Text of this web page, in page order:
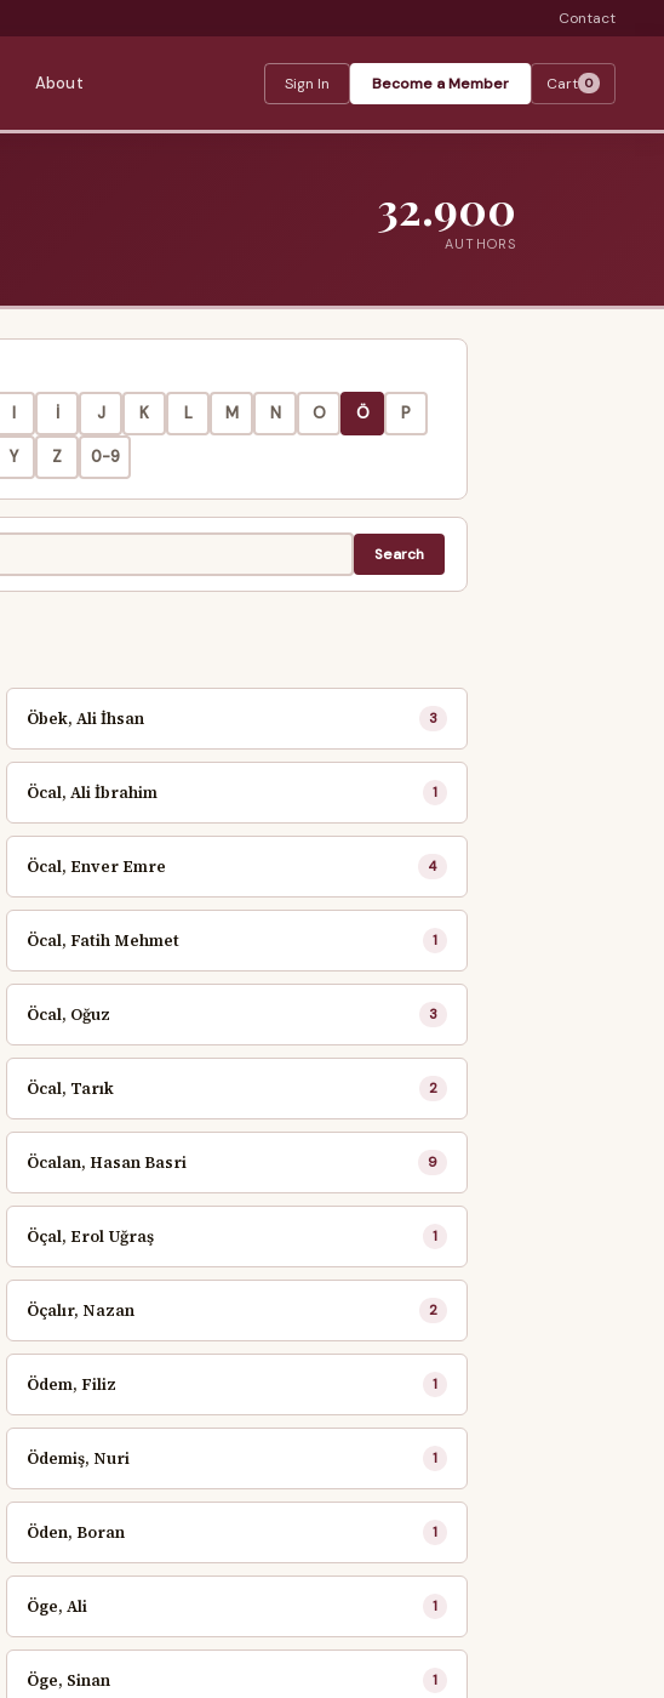
Contact
About Sign In Become a Member Cart 0
32.900
AUTHORS
I İ J K L M N O Ö P
Y Z 0-9
Öbek, Ali İhsan 3
Öcal, Ali İbrahim 1
Öcal, Enver Emre 4
Öcal, Fatih Mehmet 1
Öcal, Oğuz 3
Öcal, Tarık 2
Öcalan, Hasan Basri 9
Öçal, Erol Uğraş 1
Öçalır, Nazan 2
Ödem, Filiz 1
Ödemiş, Nuri 1
Öden, Boran 1
Öge, Ali 1
Öge, Sinan 1